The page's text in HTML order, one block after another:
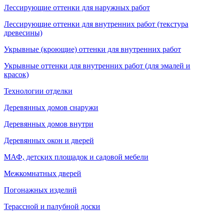
Лессирующие оттенки для наружных работ
Лессирующие оттенки для внутренних работ (текстура
древесины)
Укрывные (кроющие) оттенки для внутренних работ
Укрывные оттенки для внутренних работ (для эмалей и
красок)
Технологии отделки
Деревянных домов снаружи
Деревянных домов внутри
Деревянных окон и дверей
МАФ, детских площадок и садовой мебели
Межкомнатных дверей
Погонажных изделий
Терассной и палубной доски